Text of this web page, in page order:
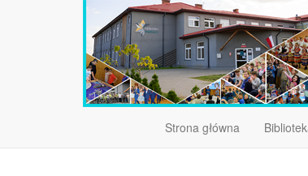
Strona główna